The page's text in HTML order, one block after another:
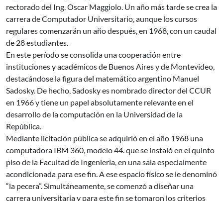
rectorado del Ing. Oscar Maggiolo. Un año más tarde se crea la
carrera de Computador Universitario, aunque los cursos
regulares comenzarán un año después, en 1968, con un caudal
de 28 estudiantes.
En este período se consolida una cooperación entre
instituciones y académicos de Buenos Aires y de Montevideo,
destacándose la figura del matemático argentino Manuel
Sadosky. De hecho, Sadosky es nombrado director del CCUR
en 1966 y tiene un papel absolutamente relevante en el
desarrollo de la computación en la Universidad de la
República.
Mediante licitación pública se adquirió en el año 1968 una
computadora IBM 360, modelo 44. que se instaló en el quinto
piso de la Facultad de Ingeniería, en una sala especialmente
acondicionada para ese fin. A ese espacio físico se le denominó
“la pecera”. Simultáneamente, se comenzó a diseñar una
carrera universitaria y para este fin se tomaron los criterios